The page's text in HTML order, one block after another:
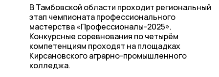
В Тамбовской области проходит региональный
этап чемпионата профессионального
мастерства «Профессионалы-2025».
Конкурсные соревнования по четырём
компетенциям проходят на площадках
Кирсановского аграрно-промышленного
колледжа.